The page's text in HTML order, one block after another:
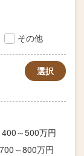
その他
選択
400～500万円
700～800万円